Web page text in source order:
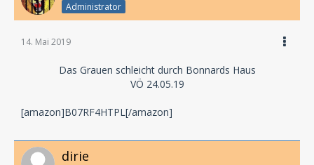
Administrator
14. Mai 2019
Das Grauen schleicht durch Bonnards Haus
VÖ 24.05.19
[amazon]B07RF4HTPL[/amazon]
dirie